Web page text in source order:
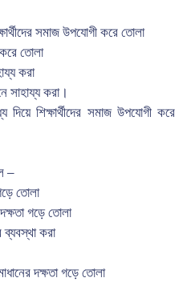
সমাজ উপযোগী করে তোলা
তোলা
করা
সাহায্য করা।
শিক্ষার্থীদের সমাজ উপযোগী করে
–
তোলা
গড়ে তোলা
ব্যবস্থা করা
দক্ষতা গড়ে তোলা